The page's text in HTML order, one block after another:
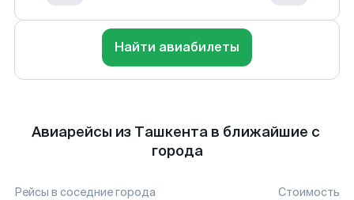
Найти авиабилеты
Авиарейсы из Ташкента в ближайшие с
города
Рейсы в соседние города Стоимость